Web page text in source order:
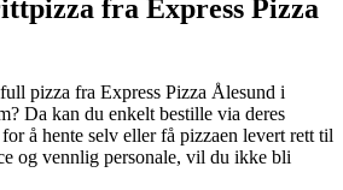
fra Express Pizza
pizza fra Express Pizza Ålesund i
Da kan du enkelt bestille via deres
å hente selv eller få pizzaen levert rett til
og vennlig personale, vil du ikke bli